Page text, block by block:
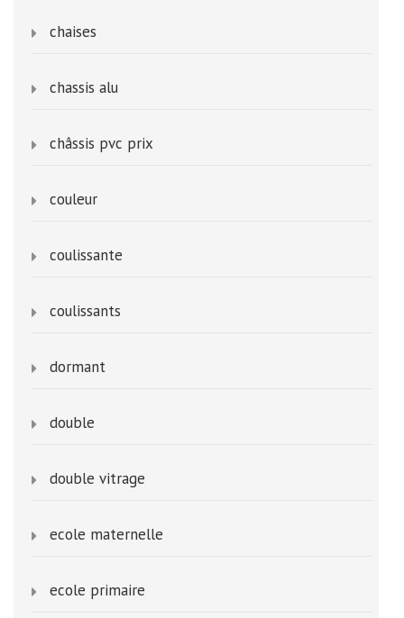
chaises
chassis alu
châssis pvc prix
couleur
coulissante
coulissants
dormant
double
double vitrage
ecole maternelle
ecole primaire